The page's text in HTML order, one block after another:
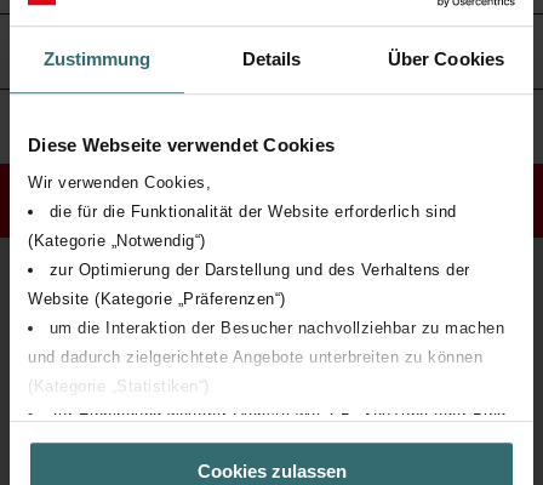
Zustimmung Details Über Cookies
Diese Webseite verwendet Cookies
Wir verwenden Cookies,
die für die Funktionalität der Website erforderlich sind
(Kategorie „Notwendig“)
zur Optimierung der Darstellung und des Verhaltens der
Website (Kategorie „Präferenzen“)
um die Interaktion der Besucher nachvollziehbar zu machen
und dadurch zielgerichtete Angebote unterbreiten zu können
(Kategorie „Statistiken“)
zur Einbindung weiterer Dienste wie z.B. YouTube oder Bing
(Kategorie „Marketing“)
Über „Details zeigen“ bzw. die Datenschutzerklärung erhalten
Cookies zulassen
6. Mitwirkungsrechte der Aktionäre
Nach oben
Zehnder Group AG